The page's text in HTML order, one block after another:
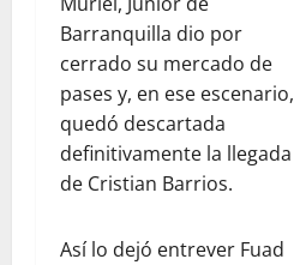
Barranquilla dio por
cerrado su mercado de
pases y, en ese escenario,
quedó descartada
definitivamente la llegada
de Cristian Barrios.
Así lo dejó entrever Fuad